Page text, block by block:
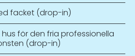
facket (drop-in)
för den fria professionella
(drop-in)